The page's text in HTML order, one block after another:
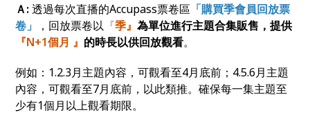
Ａ:透過每次直播的Accupass票卷區 「購買季會員回放票
卷」
，回放票卷以 『季』為單位進行主題合集販售，提供
『N+1個月 』 的時長以供回放觀看。
例如：1.2.3月主題內容，可觀看至4月底前；4.5.6月主題
內容，可觀看至7月底前，以此類推。確保每一集主題至
少有1個月以上觀看期限。